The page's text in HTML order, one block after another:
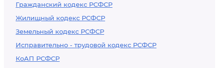
Гражданский кодекс РСФСР
Жилищный кодекс РСФСР
Земельный кодекс РСФСР
Исправительно - трудовой кодекс РСФСР
КоАП РСФСР